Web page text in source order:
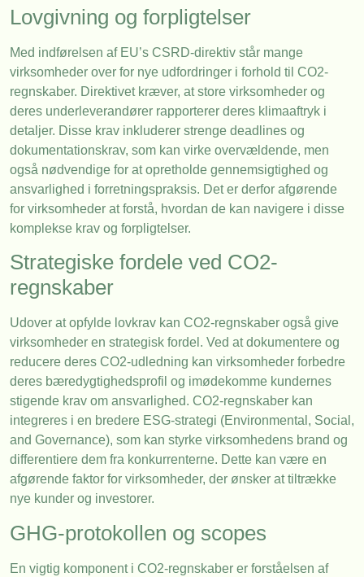
Lovgivning og forpligtelser
Med indførelsen af EU’s CSRD-direktiv står mange
virksomheder over for nye udfordringer i forhold til CO2-
regnskaber. Direktivet kræver, at store virksomheder og
deres underleverandører rapporterer deres klimaaftryk i
detaljer. Disse krav inkluderer strenge deadlines og
dokumentationskrav, som kan virke overvældende, men
også nødvendige for at opretholde gennemsigtighed og
ansvarlighed i forretningspraksis. Det er derfor afgørende
for virksomheder at forstå, hvordan de kan navigere i disse
komplekse krav og forpligtelser.
Strategiske fordele ved CO2-
regnskaber
Udover at opfylde lovkrav kan CO2-regnskaber også give
virksomheder en strategisk fordel. Ved at dokumentere og
reducere deres CO2-udledning kan virksomheder forbedre
deres bæredygtighedsprofil og imødekomme kundernes
stigende krav om ansvarlighed. CO2-regnskaber kan
integreres i en bredere ESG-strategi (Environmental, Social,
and Governance), som kan styrke virksomhedens brand og
differentiere dem fra konkurrenterne. Dette kan være en
afgørende faktor for virksomheder, der ønsker at tiltrække
nye kunder og investorer.
GHG-protokollen og scopes
En vigtig komponent i CO2-regnskaber er forståelsen af